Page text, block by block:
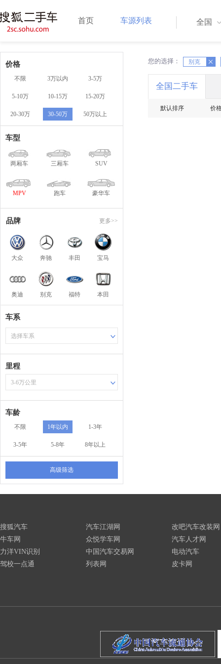
首页 车源列表 全国
价格
不限 3万以内 3-5万
5-10万 10-15万 15-20万
20-30万 30-50万 50万以上
车型
两厢车 三厢车 SUV
MPV 跑车 豪华车
品牌 更多>>
大众 奔驰 丰田 宝马
奥迪 别克 福特 本田
车系
选择车系
里程
3-6万公里
车龄
不限 1年以内 1-3年
3-5年 5-8年 8年以上
高级筛选
您的选择： 别克
X X
全国二手车
默认排序 价
搜狐汽车
牛车网
力洋VIN识别
驾校一点通
汽车江湖网
众悦学车网
中国汽车交易网
列表网
改吧汽车改装网
汽车人才网
电动汽车
皮卡网